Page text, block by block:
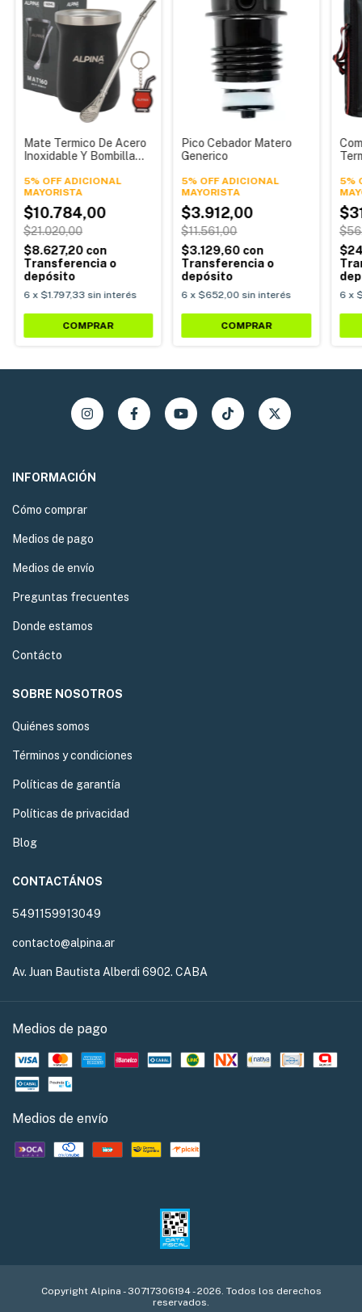
Mate Termico De Acero
Inoxidable Y Bombilla
Alpina
5% OFF ADICIONAL
$10.784,00
$21.020,00
$8.627,20 con
Transferencia o
depósito
6 x $1.797,33 sin interés
COMPRAR
Pico Cebador Matero
Generico
5% OFF ADICIONAL
$3.912,00
$11.561,00
$3.129,60 con
Transferencia o
depósito
6 x $652,00 sin interés
5%
6 x
INFORMACIÓN
Cómo comprar
Medios de pago
Medios de envío
Preguntas frecuentes
Donde estamos
Contácto
SOBRE NOSOTROS
Quiénes somos
Términos y condiciones
Políticas de garantía
Políticas de privacidad
Blog
CONTACTÁNOS
5491159913049
contacto@alpina.ar
Av. Juan Bautista Alberdi 6902. CABA
Medios de pago
Medios de envío
Copyright Alpina - 30717306194 - 2026. Todos los derechos
reservados.